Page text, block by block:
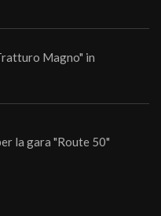
Magno" in
la gara "Route 50"